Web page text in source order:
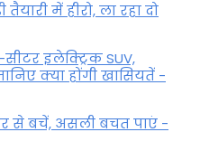
में हीरो, ला रहा दो
इलेक्ट्रिक SUV,
क्या होंगी खासियतें -
से बचें, असली बचत पाएं -